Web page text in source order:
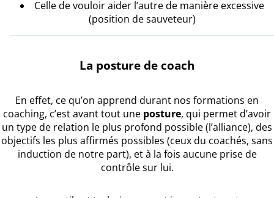
Celle de vouloir aider l’autre de manière excessive
(position de sauveteur)
La posture de coach
En effet, ce qu’on apprend durant nos formations en
coaching, c’est avant tout une posture, qui permet d’avoir
un type de relation le plus profond possible (l’alliance), des
objectifs les plus affirmés possibles (ceux du coachés, sans
induction de notre part), et à la fois aucune prise de
contrôle sur lui.